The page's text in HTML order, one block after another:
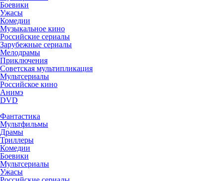
Боевики
Ужасы
Комедии
Музыкальное кино
Российские сериалы
Зарубежные сериалы
Мелодрамы
Приключения
Советская мультипликация
Мультсериалы
Российское кино
Анимэ
DVD
Фантастика
Мультфильмы
Драмы
Триллеры
Комедии
Боевики
Мультсериалы
Ужасы